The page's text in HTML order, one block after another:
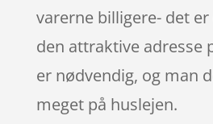
varerne billigere- det
den attraktive adresse
er nødvendig, og man
meget på huslejen.